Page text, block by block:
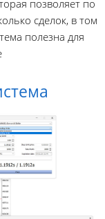
позволяет по
сделок, в том
полезна для